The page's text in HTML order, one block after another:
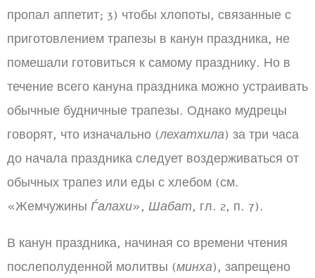
пропал аппетит; 3) чтобы хлопоты, связанные с
приготовлением трапезы в канун праздника, не
помешали готовиться к самому празднику. Но в
течение всего кануна праздника можно устраивать
обычные будничные трапезы. Однако мудрецы
говорят, что изначально (лехатхила) за три часа
до начала праздника следует воздерживаться от
обычных трапез или еды с хлебом (см.
«Жемчужины Ѓалахи», Шабат, гл. 2, п. 7).
В канун праздника, начиная со времени чтения
послеполуденной молитвы (минха), запрещено